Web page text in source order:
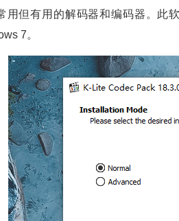
用但有用的解码器和编码器。此
7。